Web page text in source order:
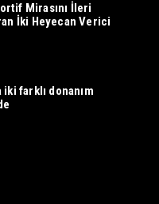
Mirasını İleri
İki Heyecan Verici
farklı donanım